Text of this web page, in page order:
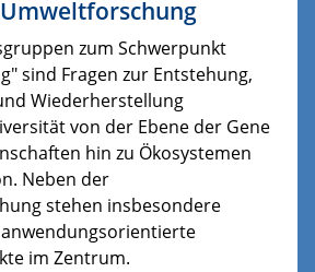
zum Schwerpunkt
sind Fragen zur Entstehung,
Wiederherstellung
von der Ebene der Gene
hin zu Ökosystemen
Neben der
stehen insbesondere
im Zentrum.